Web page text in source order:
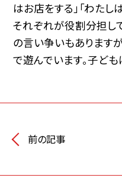
はお店をする」「わたし
それぞれが役割分担し
の言い争いもあります
で遊んでいます。子ど
前の記事